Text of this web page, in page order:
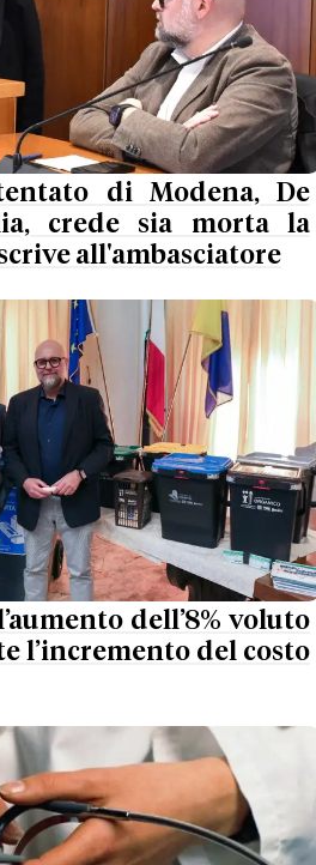
di Modena, De
crede sia morta la
all'ambasciatore
dell’8% voluto
l’incremento del costo